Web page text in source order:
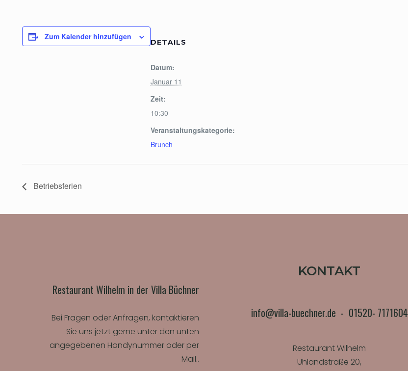
Zum Kalender hinzufügen
DETAILS
Datum:
Januar 11
Zeit:
10:30
Veranstaltungskategorie:
Brunch
Betriebsferien
Restaurant Wilhelm in der Villa Büchner
Bei Fragen oder Anfragen, kontaktieren
Sie uns jetzt gerne unter den unten
angegebenen Handynummer oder per
Mail..
KONTAKT
info@villa-buechner.de - 01520- 7171604
Restaurant Wilhelm
Uhlandstraße 20,